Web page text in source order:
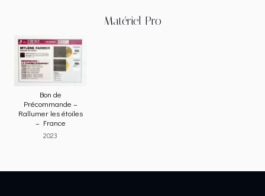
Matériel Pro
Bon de
Précommande –
Rallumer les étoiles
– France
2023